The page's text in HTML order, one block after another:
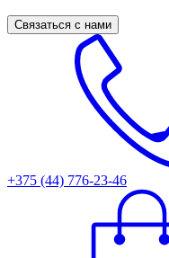
Связаться с нами
+375 (44) 776-23-46